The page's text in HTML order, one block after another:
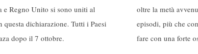
e Regno Unito si sono uniti al
questa dichiarazione. Tutti i Paesi
dopo il 7 ottobre.
oltre la metà
episodi, più che
fare con una forte